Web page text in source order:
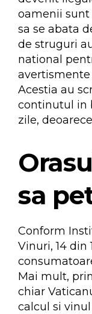
oamenii
sa se abata
de struguri
national
Acestia au
continutul in
zile,
sa
Conform
Vinuri, 14 din
Mai mult,
chiar
calcul si